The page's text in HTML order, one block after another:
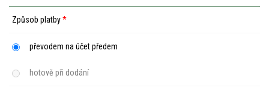
Způsob platby*
převodem na účet předem
hotově při dodání